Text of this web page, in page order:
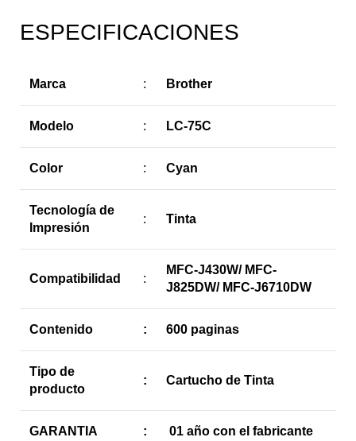
ESPECIFICACIONES
Marca : Brother
Modelo : LC-75C
Color : Cyan
Tecnología de
Impresión
: Tinta
Compatibilidad :
MFC-J430W/ MFC-
J825DW/ MFC-J6710DW
Contenido : 600 paginas
Tipo de
producto
: Cartucho de Tinta
GARANTIA : 01 año con el fabricante